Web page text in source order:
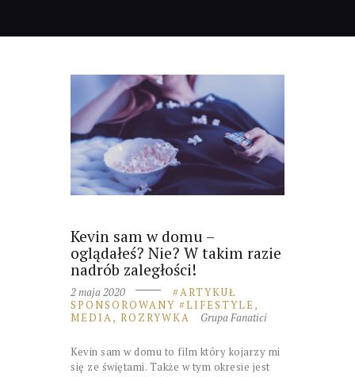
Kevin sam w domu –
oglądałeś? Nie? W takim razie
nadrób zaległości!
2 maja 2020
ARTYKUŁ
SPONSOROWANY
LIFESTYLE,
MEDIA, ROZRYWKA
Grupa Fanatici
Kevin sam w domu to film który kojarzy mi
się ze świętami. Także w tym okresie jest